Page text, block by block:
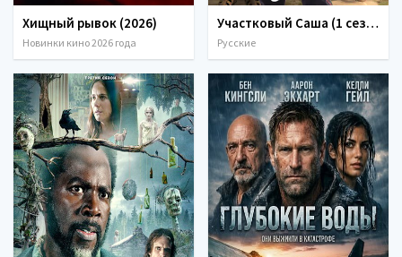
Хищный рывок (2026)
Новинки кино 2026 года
Участковый Саша (1 сезон) (2026)
Русские